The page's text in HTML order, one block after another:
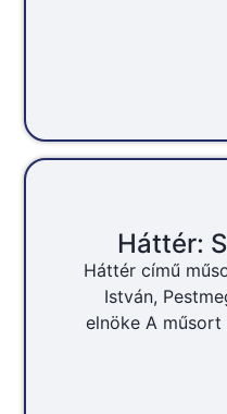
Háttér:
Háttér című
István,
elnöke A